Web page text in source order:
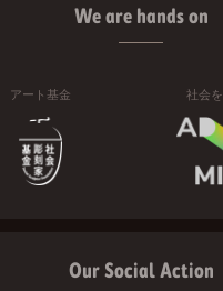
We are hands on
アート基金 社会
Our Social Action